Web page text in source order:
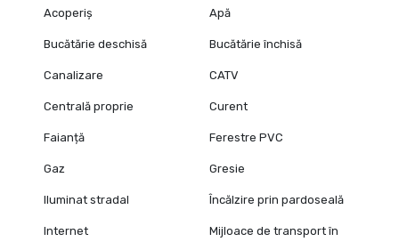
Acoperiș Apă
Bucătărie deschisă Bucătărie închisă
Canalizare CATV
Centrală proprie Curent
Faianță Ferestre PVC
Gaz Gresie
Iluminat stradal Încălzire prin pardoseală
Internet
Mijloace de transport în